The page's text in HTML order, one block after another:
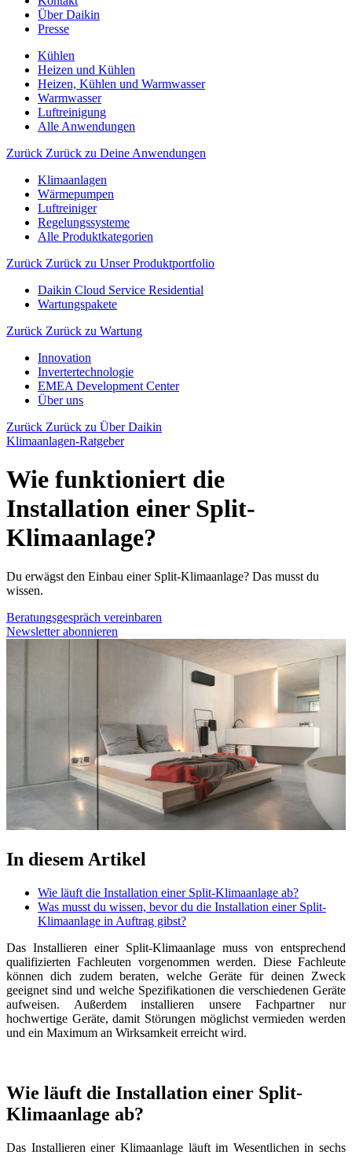
Über Daikin
Presse
Kühlen
Heizen und Kühlen
Heizen, Kühlen und Warmwasser
Warmwasser
Luftreinigung
Alle Anwendungen
Zurück Zurück zu Deine Anwendungen
Klimaanlagen
Wärmepumpen
Luftreiniger
Regelungssysteme
Alle Produktkategorien
Zurück Zurück zu Unser Produktportfolio
Daikin Cloud Service Residential
Wartungspakete
Zurück Zurück zu Wartung
Innovation
Invertertechnologie
EMEA Development Center
Über uns
Zurück Zurück zu Über Daikin
Klimaanlagen-Ratgeber
Wie funktioniert die
Installation einer Split-
Klimaanlage?
Du erwägst den Einbau einer Split-Klimaanlage? Das musst du
wissen.
Beratungsgespräch vereinbaren
Newsletter abonnieren
In diesem Artikel
Wie läuft die Installation einer Split-Klimaanlage ab?
Was musst du wissen, bevor du die Installation einer Split-
Klimaanlage in Auftrag gibst?
Das Installieren einer Split-Klimaanlage muss von entsprechend
qualifizierten Fachleuten vorgenommen werden. Diese Fachleute
können dich zudem beraten, welche Geräte für deinen Zweck
geeignet sind und welche Spezifikationen die verschiedenen Geräte
aufweisen. Außerdem installieren unsere Fachpartner nur
hochwertige Geräte, damit Störungen möglichst vermieden werden
und ein Maximum an Wirksamkeit erreicht wird.
Wie läuft die Installation einer Split-
Klimaanlage ab?
Das Installieren einer Klimaanlage läuft im Wesentlichen in sechs